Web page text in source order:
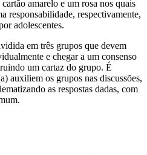
amarelo e um rosa nos quais
responsabilidade, respectivamente,
adolescentes.
em três grupos que devem
e chegar a um consenso
um cartaz do grupo. É
auxiliem os grupos nas discussões,
as respostas dadas, com